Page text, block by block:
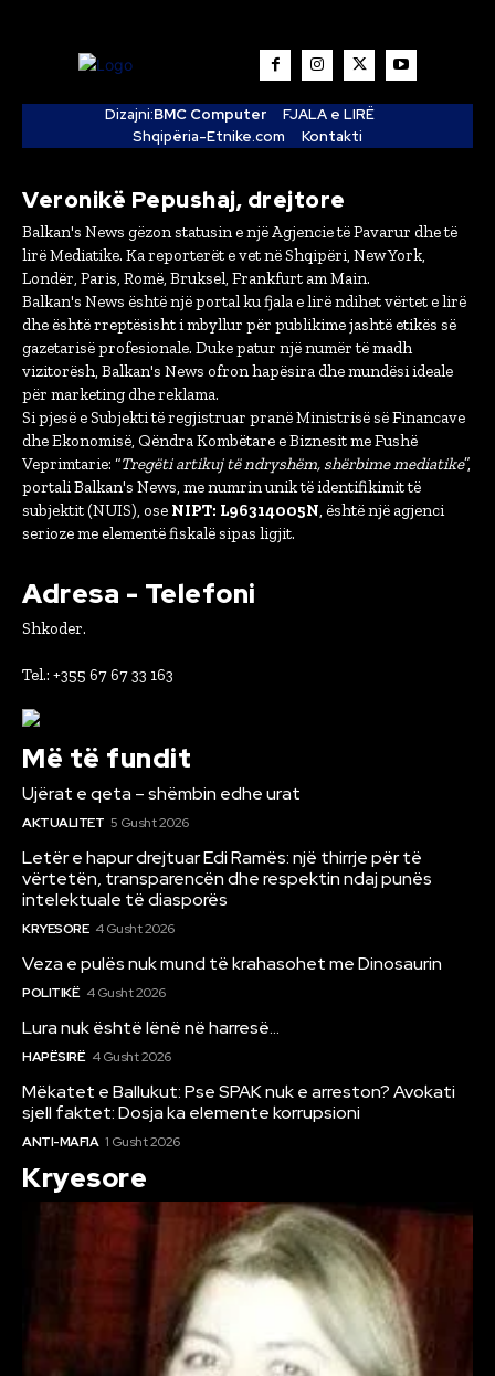
Dizajni:BMC Computer
FJALA e LIRË
Shqipëria-Etnike.com
Kontakti
Veronikë Pepushaj, drejtore
Balkan's News gëzon statusin e një Agjencie të Pavarur dhe të
lirë Mediatike. Ka reporterët e vet në Shqipëri, New York,
Londër, Paris, Romë, Bruksel, Frankfurt am Main.
Balkan's News është një portal ku fjala e lirë ndihet vërtet e lirë
dhe është rreptësisht i mbyllur për publikime jashtë etikës së
gazetarisë profesionale. Duke patur një numër të madh
vizitorësh, Balkan's News ofron hapësira dhe mundësi ideale
për marketing dhe reklama.
Si pjesë e Subjekti të regjistruar pranë Ministrisë së Financave
dhe Ekonomisë, Qëndra Kombëtare e Biznesit me Fushë
Veprimtarie: “Tregëti artikuj të ndryshëm, shërbime mediatike”,
portali Balkan's News, me numrin unik të identifikimit të
subjektit (NUIS), ose NIPT: L96314005N, është një agjenci
serioze me elementë fiskalë sipas ligjit.
Adresa - Telefoni
Shkoder.
Tel.: +355 67 67 33 163
Më të fundit
Ujërat e qeta – shëmbin edhe urat
AKTUALITET 5 Gusht 2026
Letër e hapur drejtuar Edi Ramës: një thirrje për të
vërtetën, transparencën dhe respektin ndaj punës
intelektuale të diasporës
KRYESORE 4 Gusht 2026
Veza e pulës nuk mund të krahasohet me Dinosaurin
POLITIKË 4 Gusht 2026
Lura nuk është lënë në harresë…
HAPËSIRË 4 Gusht 2026
Mëkatet e Ballukut: Pse SPAK nuk e arreston? Avokati
sjell faktet: Dosja ka elemente korrupsioni
ANTI-MAFIA 1 Gusht 2026
Kryesore